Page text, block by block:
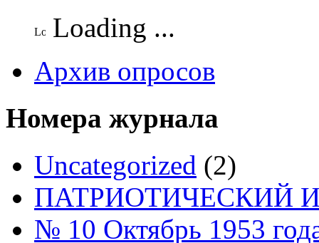
Loading ...
Архив опросов
Номера журнала
Uncategorized (2)
ПАТРИОТИЧЕСКИЙ
№ 10 Октябрь 1953